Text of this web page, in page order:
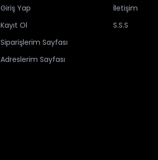
Giriş Yap
Kayıt Ol
Siparişlerim Sayfası
Adreslerim Sayfası
İletişim
S.S.S